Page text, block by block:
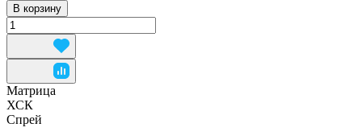
В корзину
Матрица
ХСК
Спрей